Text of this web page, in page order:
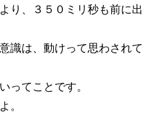
り、３５０ミリ秒も前に出
識は、動けって思わされて
ってことです。
。